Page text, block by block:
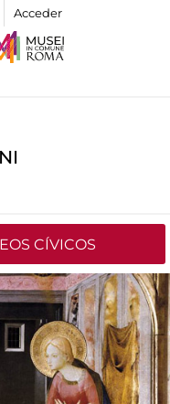
Acceder
CÍVICOS